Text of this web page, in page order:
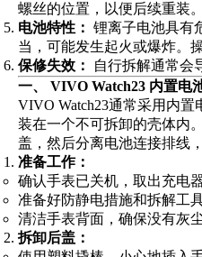
螺丝的位置，以便后续重装。
电池特性： 锂离子电池具有
当，可能发生起火或爆炸。
保修失效：
自行拆解通常会
一、 VIVO Watch23 内置电
VIVO Watch23通常采用内
装在一个不可拆卸的壳体内
盖，然后分离电池连接排线
准备工作：
确认手表已关机，取出充电器
准备好防静电措施和拆解工具
清洁手表背面，确保没有灰尘
拆卸后盖：